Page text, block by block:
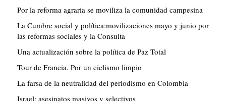
Por la reforma agraria se moviliza la comunidad campesina
La Cumbre social y política:movilizaciones mayo y junio por
las reformas sociales y la Consulta
Una actualización sobre la política de Paz Total
Tour de Francia. Por un ciclismo limpio
La farsa de la neutralidad del periodismo en Colombia
Israel: asesinatos masivos y selectivos